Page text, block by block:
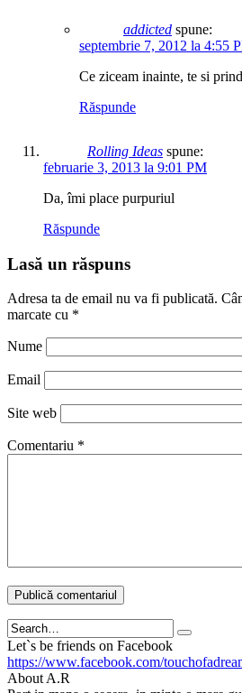
addicted spune:
septembrie 7, 2012 la 4:55
Ce ziceam inainte, te si
Răspunde
Rolling Ideas spune:
februarie 3, 2013 la 9:01 PM
Da, îmi place purpuriul
Răspunde
Lasă un răspuns
Adresa ta de email nu va fi publicată.
marcate cu *
Nume
Email
Site web
Comentariu *
Search
Let`s be friends on Facebook
https://www.facebook.com/
About A.R